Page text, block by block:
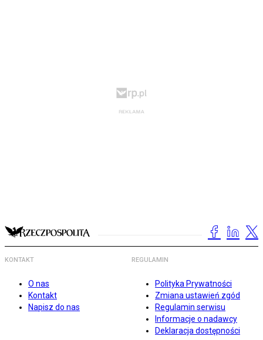
KONTAKT
O nas
Kontakt
Napisz do nas
REGULAMIN
Polityka Prywatności
Zmiana ustawień zgód
Regulamin serwisu
Informacje o nadawcy
Deklaracja dostępności